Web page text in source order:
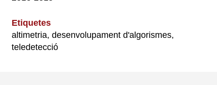
Etiquetes
altimetria, desenvolupament d'algorismes,
teledetecció